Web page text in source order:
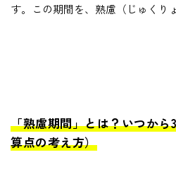
す。この期間を、熟慮（じゅくり
「熟慮期間」とは？いつか
算点の考え方）